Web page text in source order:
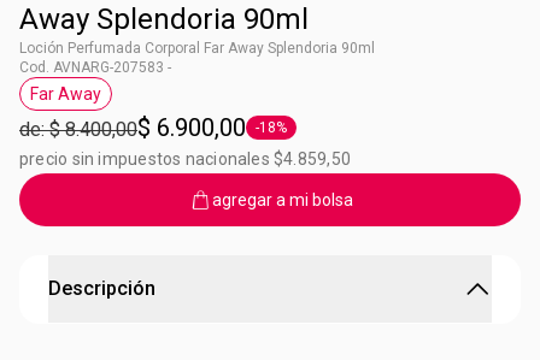
Away Splendoria 90ml
Loción Perfumada Corporal Far Away Splendoria 90ml
Cod. AVNARG-207583 -
Etiqueta Far Away
Far Away
de: $ 8.400,00$ 6.900,00 Etiqueta -18%
-18%
precio sin impuestos nacionales $4.859,50
agregar a mi bolsa
Descripción